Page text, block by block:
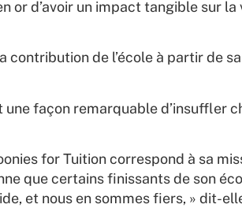
or d’avoir un impact tangible sur la
contribution de l’école à partir de
une façon remarquable d’insuffler
for Tuition correspond à sa
que certains finissants de son
et nous en sommes fiers, » dit-